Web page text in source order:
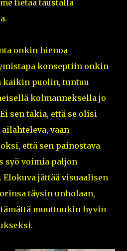
tietää taustalla
onkin hienoa
konseptiin onkin
puolin, tuntuu
kolmanneksella jo
sen takia, että se olisi
vaan
että sen painostava
syö voimia paljon
jättää visuaalisen
täysin unholaan,
muuttuukin hyvin